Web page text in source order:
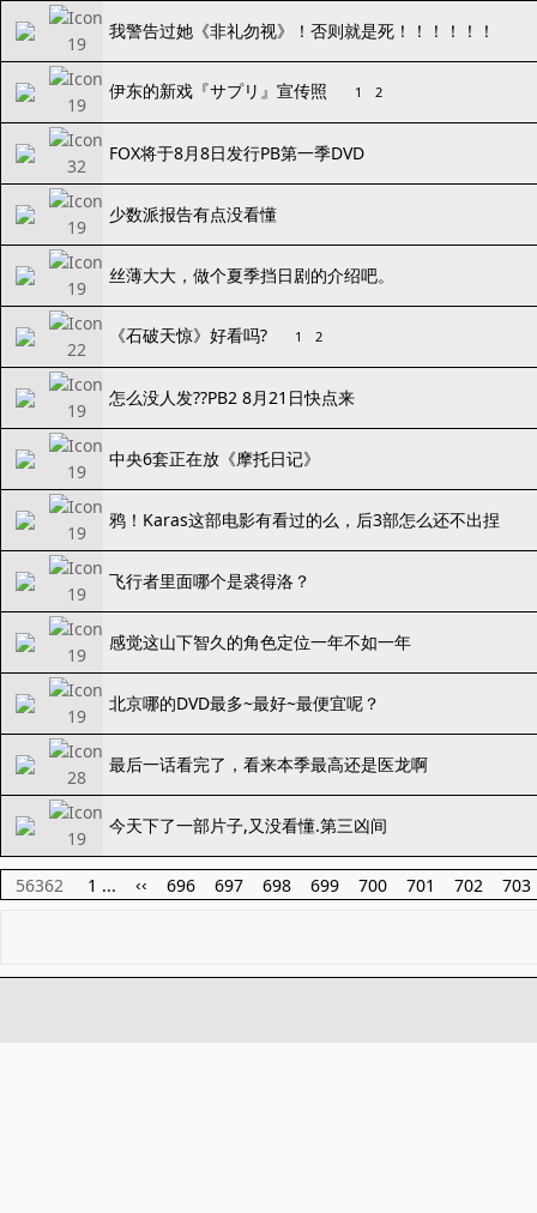
我警告过她《非礼勿视》！否则就是死！！！！！！
伊东的新戏『サプリ』宣传照 1 2
FOX将于8月8日发行PB第一季DVD
少数派报告有点没看懂
丝薄大大，做个夏季挡日剧的介绍吧。
《石破天惊》好看吗? 1 2
怎么没人发??PB2 8月21日快点来
中央6套正在放《摩托日记》
鸦！Karas这部电影有看过的么，后3部怎么还不出捏
飞行者里面哪个是裘得洛？
感觉这山下智久的角色定位一年不如一年
北京哪的DVD最多~最好~最便宜呢？
最后一话看完了，看来本季最高还是医龙啊
今天下了一部片子,又没看懂.第三凶间
56362 1 ... ‹‹ 696 697 698 699 700 701 702 703